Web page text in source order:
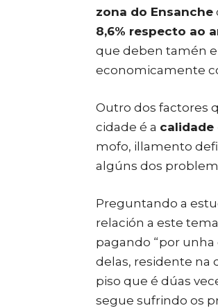
zona do Ensanche
8,6% respecto ao
que deben tamén
economicamente
Outro dos factores
cidade é a calidade
mofo, illamento
algúns dos
Preguntando a
relación a este
pagando “por
delas, residente na
piso que é dúas
segue sufrindo os